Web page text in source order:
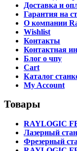
Доставка и
Гарантия на
О компании
Wishlist
Контакты
Контактная
Блог о чпу
Cart
Каталог
My Account
Товары
RAYLOGIC
Лазерный
Фрезерный